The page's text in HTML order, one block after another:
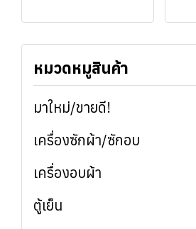
หมวดหมูสินค้า
มาใหม่/ขายดี!
เครื่องซักผ้า/ซักอบ
เครื่องซักผ้าฝาหน้า
ซักอบในเครื่องเดียว
เครื่องอบผ้า
ตู้เย็น